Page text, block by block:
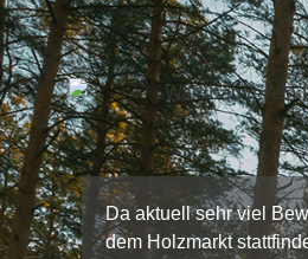
Da aktuell sehr viel
dem Holzmarkt